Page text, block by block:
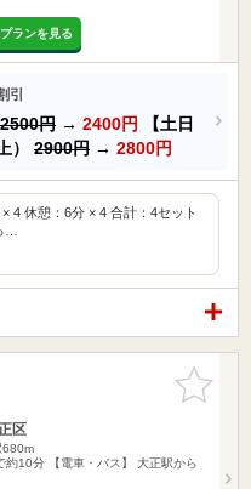
ランを見る
引
2500円 → 2400円
【土日
） 2900円 → 2800円
4 休憩：6分 × 4 合計：4セット
…
お気に入
りに追加
区
680m
約10分 【電車・バス】 大正駅から